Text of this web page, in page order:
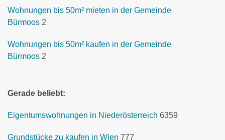
Wohnungen bis 50m² mieten in der Gemeinde
Bürmoos 2
Wohnungen bis 50m² kaufen in der Gemeinde
Bürmoos 2
Gerade beliebt:
Eigentumswohnungen in Niederösterreich 6359
Grundstücke zu kaufen in Wien 777